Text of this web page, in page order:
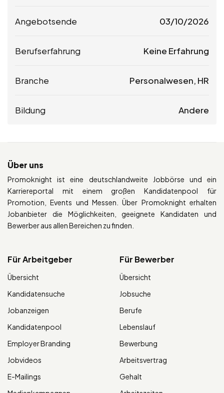
Angebotsende 03/10/2026
Berufserfahrung Keine Erfahrung
Branche Personalwesen, HR
Bildung Andere
Über uns
Promoknight ist eine deutschlandweite Jobbörse und ein
Karriereportal mit einem großen Kandidatenpool für
Promotion, Events und Messen. Über Promoknight erhalten
Jobanbieter die Möglichkeiten, geeignete Kandidaten und
Bewerber aus allen Bereichen zu finden.
Für Arbeitgeber
Übersicht
Kandidatensuche
Jobanzeigen
Kandidatenpool
Employer Branding
Jobvideos
E-Mailings
Für Bewerber
Übersicht
Jobsuche
Berufe
Lebenslauf
Bewerbung
Arbeitsvertrag
Gehalt